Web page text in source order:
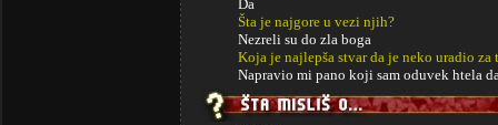
Da
Šta je najgore u vezi njih?
Nezreli su do zla boga
Koja je najlepša stvar da je neko uradio za
Napravio mi pano koji sam oduvek htela